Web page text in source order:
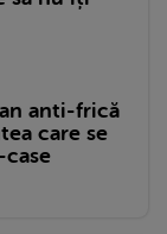
anti-frică
care se